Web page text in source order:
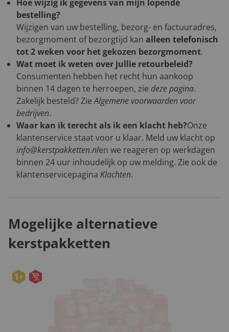
Hoe wijzig ik gegevens van mijn lopende
bestelling?
Wijzigen van uw bestelling, bezorg- en factuuradres,
bezorgmoment of bezorgtijd kan alleen telefonisch
tot 2 weken voor het gekozen bezorgmoment.
Wat moet ik weten over jullie retourbeleid?
Consumenten hebben het recht hun aankoop
binnen 14 dagen te herroepen, zie deze pagina.
Zakelijk besteld? ZieAlgemene voorwaarden voor
bedrijven.
Waar kan ik terecht als ik een klacht heb?Onze
klantenservice staat voor u klaar. Meld uw klacht op
info@kerstpakketten.nlen we reageren op werkdagen
binnen 24 uur inhoudelijk op uw melding. Zie ook de
klantenservicepagina Klachten.
Mogelijke alternatieve
kerstpakketten
1+